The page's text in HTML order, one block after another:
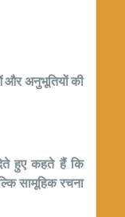
और अनुभूतियों की
देते हुए कहते हैं कि
सामूहिक रचना